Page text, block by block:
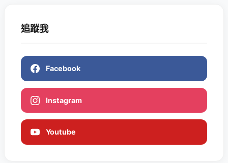
追蹤我
Facebook
Instagram
Youtube